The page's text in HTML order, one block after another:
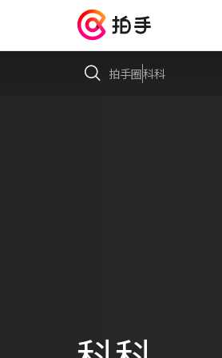
拍手圈科科